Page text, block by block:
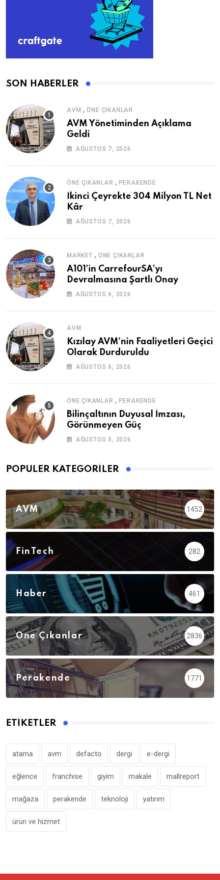
SON HABERLER
AVM ,ÖNE ÇIKANLAR
AVM Yönetiminden Açıklama
Geldi
AĞUSTOS 7, 2026
ÖNE ÇIKANLAR , PERAKENDE
İkinci Çeyrekte 304 Milyon TL Net
Kâr
AĞUSTOS 7, 2026
MARKET , ÖNE ÇIKANLAR
A101’in CarrefourSA’yı
Devralmasına Şartlı Onay
AĞUSTOS 6, 2026
AVM
Kızılay AVM’nin Faaliyetleri Geçici
Olarak Durduruldu
AĞUSTOS 6, 2026
ÖNE ÇIKANLAR , PERAKENDE
Bilinçaltının Duyusal İmzası,
Görünmeyen Güç
AĞUSTOS 5, 2026
POPÜLER KATEGORILER
AVM 1452
FinTech 282
Haber 461
Öne Çıkanlar 2836
Perakende 1771
ETIKETLER
atama avm defacto dergi e-dergi
eğlence franchise giyim makale mallreport
mağaza perakende teknoloji yatırım
ürün ve hizmet